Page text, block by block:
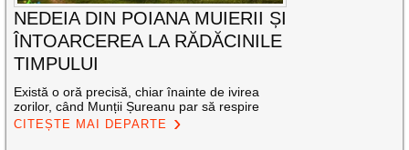
NEDEIA DIN POIANA MUIERII ȘI
ÎNTOARCEREA LA RĂDĂCINILE
TIMPULUI
Există o oră precisă, chiar înainte de ivirea
zorilor, când Munții Șureanu par să respire
CITEȘTE MAI DEPARTE